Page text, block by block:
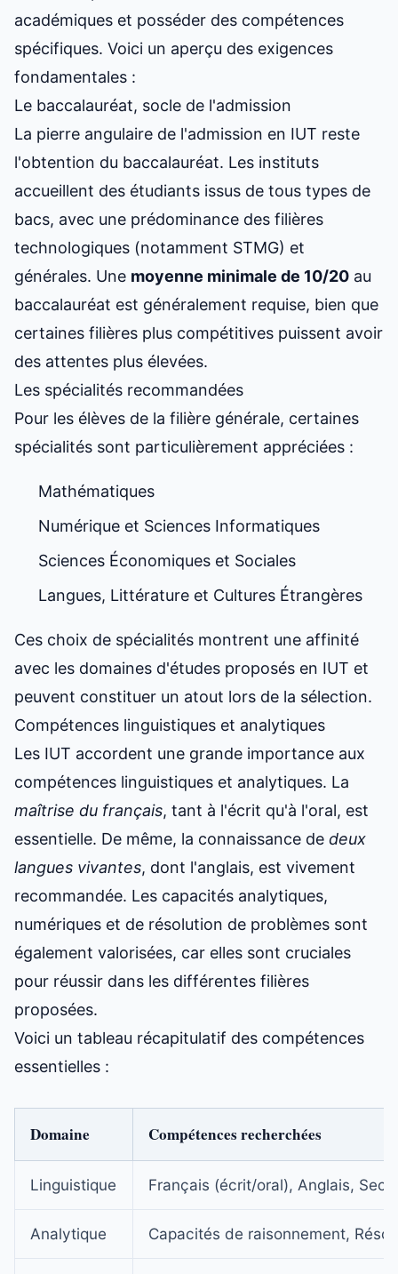
académiques et posséder des compétences
spécifiques. Voici un aperçu des exigences
fondamentales :
Le baccalauréat, socle de l'admission
La pierre angulaire de l'admission en IUT reste
l'obtention du baccalauréat. Les instituts
accueillent des étudiants issus de tous types de
bacs, avec une prédominance des filières
technologiques (notamment STMG) et
générales. Une moyenne minimale de 10/20 au
baccalauréat est généralement requise, bien que
certaines filières plus compétitives puissent avoir
des attentes plus élevées.
Les spécialités recommandées
Pour les élèves de la filière générale, certaines
spécialités sont particulièrement appréciées :
Mathématiques
Numérique et Sciences Informatiques
Sciences Économiques et Sociales
Langues, Littérature et Cultures Étrangères
Ces choix de spécialités montrent une affinité
avec les domaines d'études proposés en IUT et
peuvent constituer un atout lors de la sélection.
Compétences linguistiques et analytiques
Les IUT accordent une grande importance aux
compétences linguistiques et analytiques. La
maîtrise du français, tant à l'écrit qu'à l'oral, est
essentielle. De même, la connaissance de deux
langues vivantes, dont l'anglais, est vivement
recommandée. Les capacités analytiques,
numériques et de résolution de problèmes sont
également valorisées, car elles sont cruciales
pour réussir dans les différentes filières
proposées.
Voici un tableau récapitulatif des compétences
essentielles :
Domaine Compétences recherchées
Linguistique Français (écrit/oral), Anglais,
Analytique Capacités de raisonnement,